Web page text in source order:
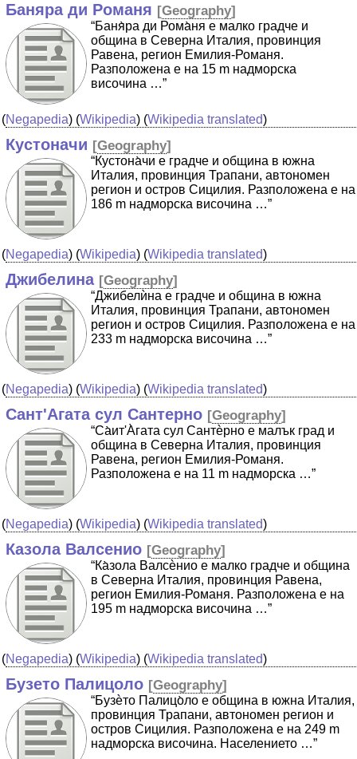
Баняра ди Романя [Geography]
“Баня̀ра ди Рома̀ня е малко градче и
община в Северна Италия, провинция
Равена, регион Емилия-Романя.
Разположена е на 15 m надморска
височина …”
(Negapedia) (Wikipedia) (Wikipedia translated)
Кустоначи [Geography]
“Кустона̀чи е градче и община в южна
Италия, провинция Трапани, автономен
регион и остров Сицилия. Разположена е на
186 m надморска височина …”
(Negapedia) (Wikipedia) (Wikipedia translated)
Джибелина [Geography]
“Джибелѝна е градче и община в южна
Италия, провинция Трапани, автономен
регион и остров Сицилия. Разположена е на
233 m надморска височина …”
(Negapedia) (Wikipedia) (Wikipedia translated)
Сант'Агата сул Сантерно [Geography]
“Cа̀ит'А̀гата сул Сантѐрно е малък град и
община в Северна Италия, провинция
Равена, регион Емилия-Романя.
Разположена е на 11 m надморска …”
(Negapedia) (Wikipedia) (Wikipedia translated)
Казола Валсенио [Geography]
“Ка̀зола Валсѐнио е малко градче и община
в Северна Италия, провинция Равена,
регион Емилия-Романя. Разположена е на
195 m надморска височина …”
(Negapedia) (Wikipedia) (Wikipedia translated)
Бузето Палицоло [Geography]
“Бузѐто Палицо̀ло е община в южна Италия,
провинция Трапани, автономен регион и
остров Сицилия. Разположена е на 249 m
надморска височина. Населението …”